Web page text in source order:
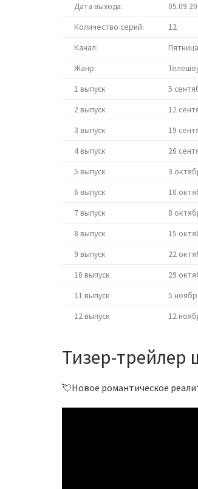
Дата выхода:
Количество серий:
12
Канал:
Жанр:
1 выпуск
5
2 выпуск
12
3 выпуск
19
4 выпуск
26
5 выпуск
3
6 выпуск
10
7 выпуск
8
8 выпуск
15
9 выпуск
22
10 выпуск
29
11 выпуск
5
12 выпуск
12
Тизер-трейлер
💘Новое романтическое